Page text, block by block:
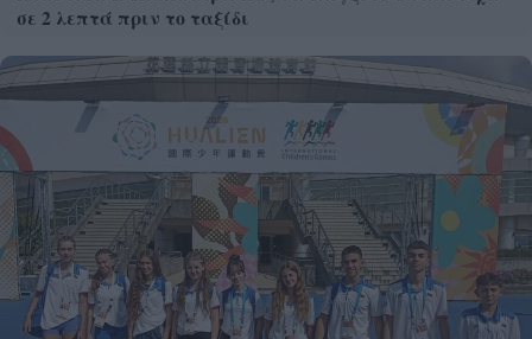
σε 2 λεπτά πριν το ταξίδι